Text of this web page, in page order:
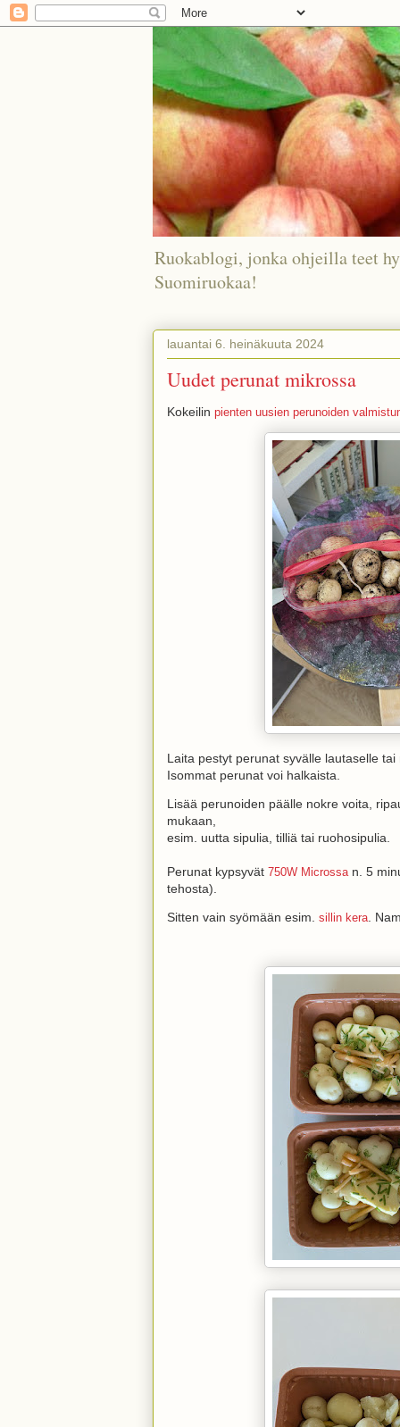
Ruokablogi, jonka ohjeilla teet
Suomiruokaa!
lauantai 6. heinäkuuta 2024
Uudet perunat mikrossa
Kokeilin pienten uusien perunoiden
Laita pestyt perunat syvälle lautaselle tai
Isommat perunat voi halkaista.
Lisää perunoiden päälle nokre voita,
mukaan,
esim. uutta sipulia, tilliä tai ruohosipulia.
Perunat kypsyvät 750W Microssa n. 5
tehosta).
Sitten vain syömään esim. sillin kera .